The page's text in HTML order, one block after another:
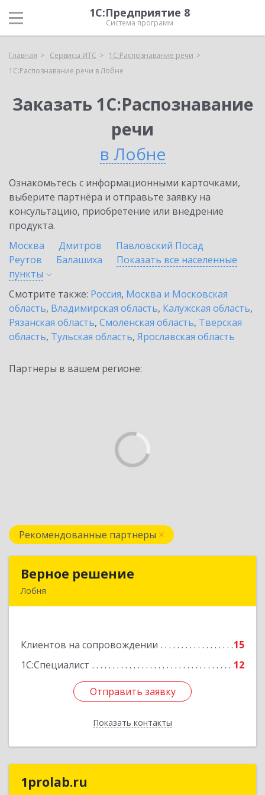
1С:Предприятие 8
Система программ
Главная Сервисы ИТС
1С:Распознавание речи
1С:Распознавание речи в Лобне
Заказать 1С:Распознавание
речи
в Лобне
Ознакомьтесь с информационными карточками,
выберите партнёра и отправьте заявку на
консультацию, приобретение или внедрение
продукта.
Москва
Дмитров
Павловский Посад
Реутов
Балашиха
Показать все населенные
пункты
Смотрите также: Россия, Москва и Московская
область, Владимирская область, Калужская область,
Рязанская область, Смоленская область, Тверская
область, Тульская область, Ярославская область
Партнеры в вашем регионе:
Рекомендованные партнеры
Верное решение
Лобня
Клиентов на сопровождении
15
1С:Специалист
12
Отправить заявку
Показать контакты
Верное решение
Подробнее
Отправить заявку
Назад
1prolab.ru